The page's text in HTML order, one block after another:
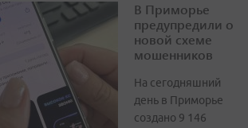
В Приморье
предупредили о
новой схеме
мошенников
На сегодняшний
день в Приморье
создано 9 146